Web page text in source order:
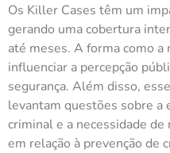
Os Killer Cases têm um
gerando uma cobertura
até meses. A forma como a
influenciar a percepção
segurança. Além disso,
levantam questões sobre a
criminal e a necessidade
em relação à prevenção de